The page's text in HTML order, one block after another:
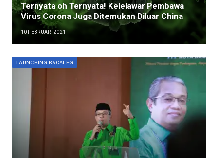
Ternyata oh Ternyata! Kelelawar Pembawa
Virus Corona Juga Ditemukan Diluar China
10 FEBRUARI 2021
LAUNCHING BACALEG